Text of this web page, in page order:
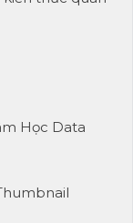
Học Data